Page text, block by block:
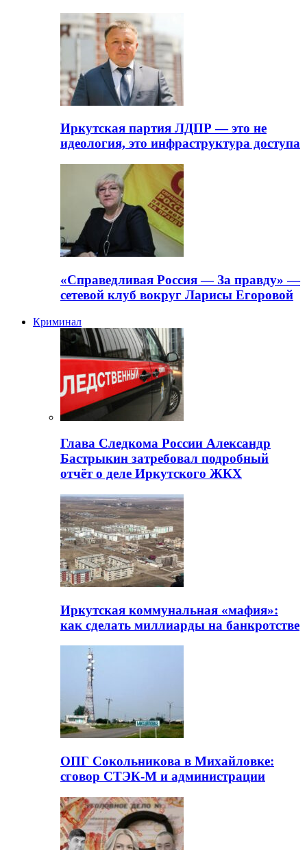
Иркутская партия ЛДПР — это не
идеология, это инфраструктура доступа
«Справедливая Россия — За правду» —
сетевой клуб вокруг Ларисы Егоровой
Криминал
Глава Следкома России Александр
Бастрыкин затребовал подробный
отчёт о деле Иркутского ЖКХ
Иркутская коммунальная «мафия»:
как сделать миллиарды на банкротстве
ОПГ Сокольникова в Михайловке:
сговор СТЭК-М и администрации